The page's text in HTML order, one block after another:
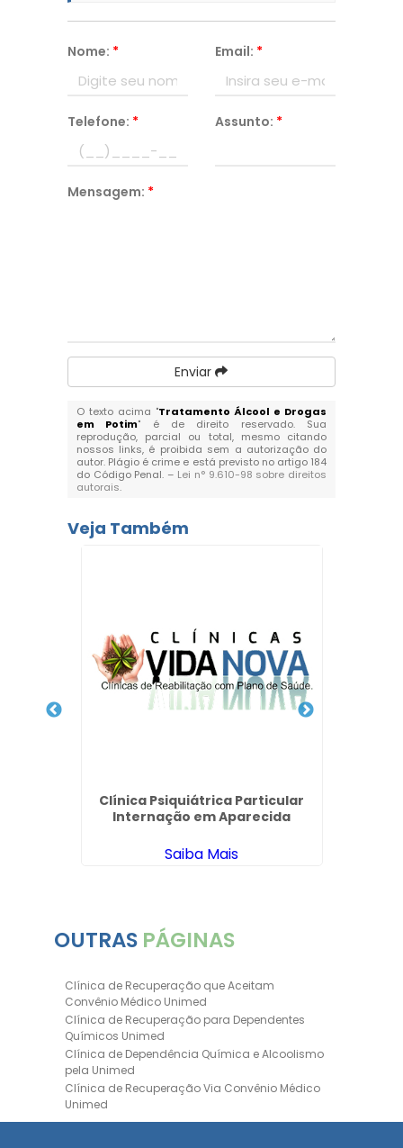
Nome: * Email: *
Telefone: * Assunto: *
Mensagem: *
Enviar
O texto acima "Tratamento Álcool e Drogas
em Potim" é de direito reservado. Sua
reprodução, parcial ou total, mesmo citando
nossos links, é proibida sem a autorização do
autor. Plágio é crime e está previsto no artigo 184
do Código Penal. – Lei n° 9.610-98 sobre direitos
autorais.
Veja Também
Clínica Psiquiátrica Particular
Internação em Aparecida
Saiba Mais
OUTRAS PÁGINAS
Clínica de Recuperação que Aceitam
Convênio Médico Unimed
Clínica de Recuperação para Dependentes
Químicos Unimed
Clínica de Dependência Química e Alcoolismo
pela Unimed
Clínica de Recuperação Via Convênio Médico
Unimed
Clínica de Recuperação Convênio Bradesco